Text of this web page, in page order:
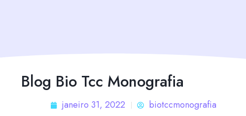
Blog Bio Tcc Monografia
janeiro 31, 2022 biotccmonografia